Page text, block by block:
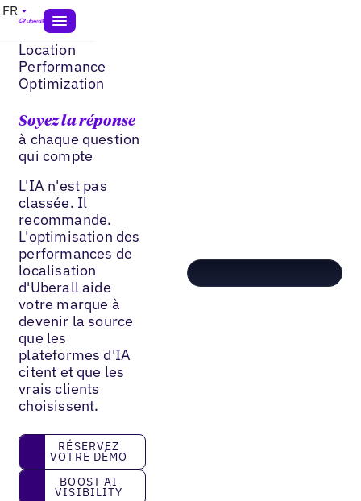
FR
Location
Performance
Optimization
Soyez la réponse
à chaque question
qui compte
L'IA n'est pas
classée. Il
recommande.
L'optimisation des
performances de
localisation
d'Uberall aide
votre marque à
devenir la source
que les
plateformes d'IA
citent et que les
vrais clients
choisissent.
Réservez votre démo
RÉSERVEZ
VOTRE DÉMO
Boost AI Visibility
BOOST AI
VISIBILITY